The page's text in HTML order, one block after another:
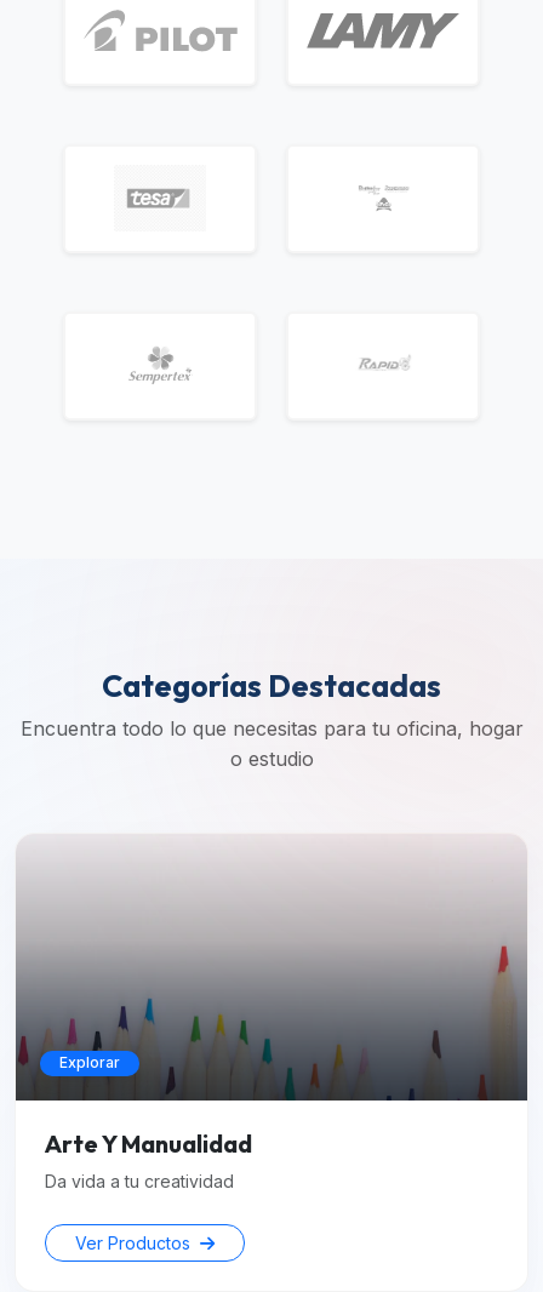
Categorías Destacadas
Encuentra todo lo que necesitas para tu oficina, hogar
o estudio
Explorar
Arte Y Manualidad
Da vida a tu creatividad
Ver Productos